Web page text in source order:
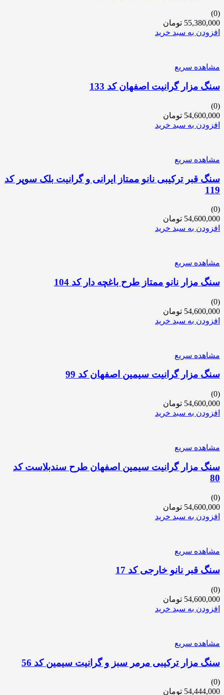
(0)
55,380,000 تومان
افزودن به سبد خرید
مشاهده سریع
سنگ مزار گرانیت اصفهان کد 133
(0)
54,600,000 تومان
افزودن به سبد خرید
مشاهده سریع
سنگ قبر ترکیبی نانو ممتاز ایرانی و گرانیت بلک سوپر کد
119
(0)
54,600,000 تومان
افزودن به سبد خرید
مشاهده سریع
سنگ مزار نانو ممتاز طرح باغچه دار کد 104
(0)
54,600,000 تومان
افزودن به سبد خرید
مشاهده سریع
سنگ مزار گرانیت سیمین اصفهان کد 99
(0)
54,600,000 تومان
افزودن به سبد خرید
مشاهده سریع
سنگ مزار گرانیت سیمین اصفهان طرح سندبلاست کد
80
(0)
54,600,000 تومان
افزودن به سبد خرید
مشاهده سریع
سنگ قبر نانو خارجی کد 17
(0)
54,600,000 تومان
افزودن به سبد خرید
مشاهده سریع
سنگ مزار ترکیبی مرمر سبز و گرانیت سیمین کد 56
(0)
54,444,000 تومان